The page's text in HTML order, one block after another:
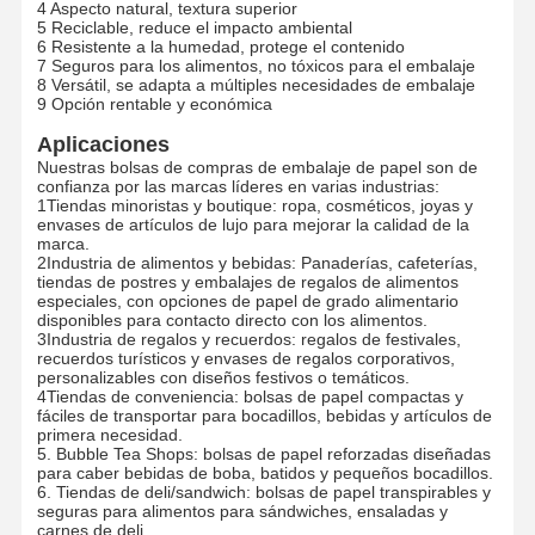
Visita A La
Fábrica
Control De
Calidad
Contacta
Noticias
Casos
Solicitar Una
Cita
Bolsa de papel reciclable
Bolsas de papel de mango retorcido
Bolsas de papel para la entrega de alimentos
bolsas de papel el SOS
4 Aspecto natural, textura superior
5 Reciclable, reduce el impacto ambiental
6 Resistente a la humedad, protege el contenido
7 Seguros para los alimentos, no tóxicos para el embalaje
8 Versátil, se adapta a múltiples necesidades de embalaje
9 Opción rentable y económica
Aplicaciones
Nuestras bolsas de compras de embalaje de papel son de
confianza por las marcas líderes en varias industrias:
1Tiendas minoristas y boutique: ropa, cosméticos, joyas y
envases de artículos de lujo para mejorar la calidad de la
marca.
2Industria de alimentos y bebidas: Panaderías, cafeterías,
tiendas de postres y embalajes de regalos de alimentos
especiales, con opciones de papel de grado alimentario
disponibles para contacto directo con los alimentos.
3Industria de regalos y recuerdos: regalos de festivales,
recuerdos turísticos y envases de regalos corporativos,
personalizables con diseños festivos o temáticos.
4Tiendas de conveniencia: bolsas de papel compactas y
fáciles de transportar para bocadillos, bebidas y artículos de
primera necesidad.
5. Bubble Tea Shops: bolsas de papel reforzadas diseñadas
para caber bebidas de boba, batidos y pequeños bocadillos.
6. Tiendas de deli/sandwich: bolsas de papel transpirables y
seguras para alimentos para sándwiches, ensaladas y
carnes de deli.